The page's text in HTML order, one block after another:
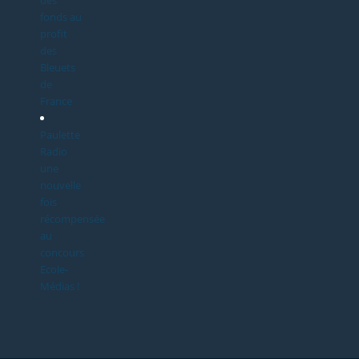
fonds au
profit
des
Bleuets
de
France
Paulette
Radio
une
nouvelle
fois
récompensée
au
concours
Ecole-
Médias !